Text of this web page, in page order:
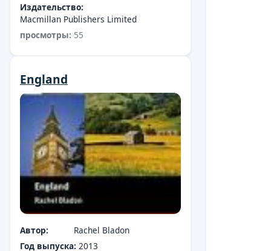
Издательство:
Macmillan Publishers Limited
просмотры: 55
England
Автор:
Rachel Bladon
Год выпуска: 2013